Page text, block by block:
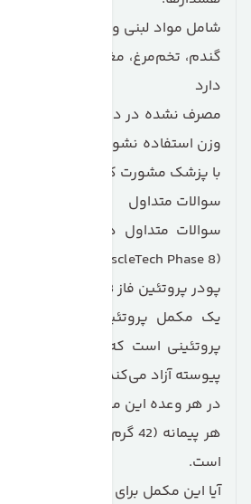
شامل مواد لبنی و سویا؛ در
گندم، تخم‌مرغ، مغزهای درختی،
دارد
مصرف نشده در دوران بارداری یا
وزن استفاده نشود. قبل از شروع
با پزشک مشورت کنی
سوالات متداول
(MuscleTech Phase 8)
پودر پروتئین فاز 8 ماسل تک چیست؟
یک مکمل پروتئینی چندمرحله‌ای
پیوسته آزاد می‌کند.
در هر وعده این محصول چه مقدار
است.
آیا این مکمل برای عضله‌سازی